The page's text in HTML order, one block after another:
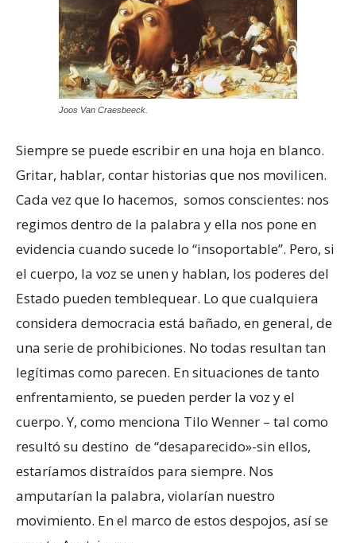
Joos Van Craesbeeck.
Siempre se puede escribir en una hoja en blanco.
Gritar, hablar, contar historias que nos movilicen.
Cada vez que lo hacemos, somos conscientes: nos
regimos dentro de la palabra y ella nos pone en
evidencia cuando sucede lo “insoportable”. Pero, si
el cuerpo, la voz se unen y hablan, los poderes del
Estado pueden temblequear. Lo que cualquiera
considera democracia está bañado, en general, de
una serie de prohibiciones. No todas resultan tan
legítimas como parecen. En situaciones de tanto
enfrentamiento, se pueden perder la voz y el
cuerpo. Y, como menciona Tilo Wenner – tal como
resultó su destino de “desaparecido»-sin ellos,
estaríamos distraídos para siempre. Nos
amputarían la palabra, violarían nuestro
movimiento. En el marco de estos despojos, así se